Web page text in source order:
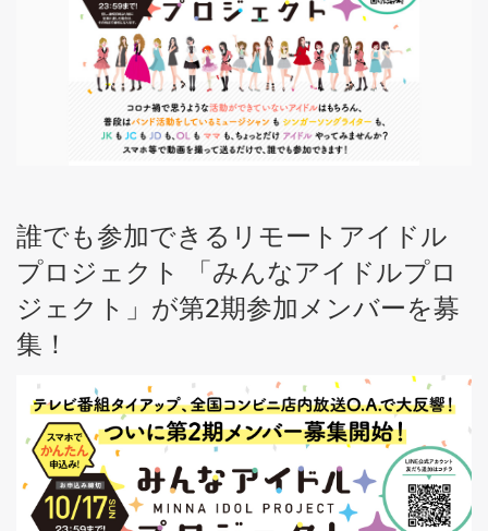
誰でも参加できるリモートアイドル
プロジェクト 「みんなアイドルプロ
ジェクト」が第2期参加メンバーを募
集！